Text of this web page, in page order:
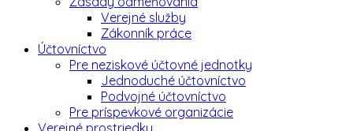
Verejné služby
Zákonník práce
Účtovníctvo
Pre neziskové účtovné jednotky
Jednoduché účtovníctvo
Podvojné účtovníctvo
Pre príspevkové organizácie
Verejné prostriedky